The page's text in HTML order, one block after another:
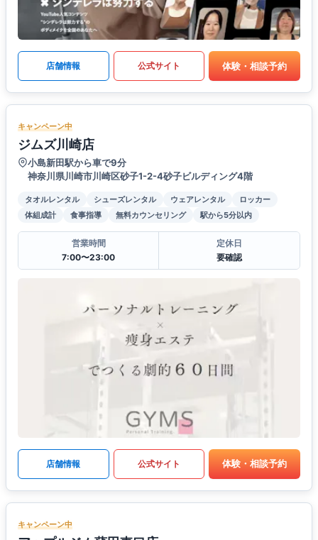
店舗情報 公式サイト 体験・相談予約
キャンペーン中
ジムズ川崎店
小島新田駅から車で9分
神奈川県川崎市川崎区砂子1-2-4砂子ビルディング4階
タオルレンタル シューズレンタル ウェアレンタル
ロッカー
体組成計
食事指導 無料カウンセリング 駅から5分以内
営業時間
7:00〜23:00
定休日
要確認
店舗情報 公式サイト 体験・相談予約
キャンペーン中